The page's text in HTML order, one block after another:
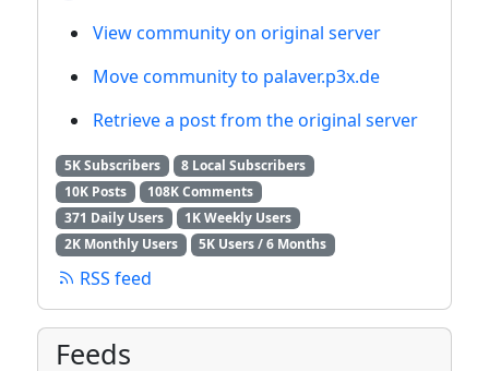
View community on original server
Move community to palaver.p3x.de
Retrieve a post from the original server
5K Subscribers
8 Local Subscribers
10K Posts
108K Comments
371 Daily Users
1K Weekly Users
2K Monthly Users
5K Users / 6 Months
RSS feed
Feeds